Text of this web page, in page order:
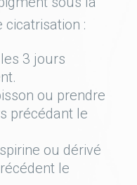
cicatrisation :
3 jours
ou prendre
précédant le
ou dérivé
le